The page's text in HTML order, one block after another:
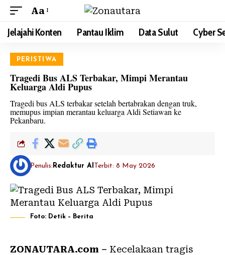
Aa
Jelajahi Konten Pantau Iklim Data Sulut Cyber
PERISTIWA
Tragedi Bus ALS Terbakar, Mimpi Merantau
Keluarga Aldi Pupus
Tragedi bus ALS terbakar setelah bertabrakan dengan truk,
memupus impian merantau keluarga Aldi Setiawan ke
Pekanbaru.
Penulis: Redaktur AI Terbit: 8 May 2026
Foto: Detik – Berita
ZONAUTARA.com – Kecelakaan tragis